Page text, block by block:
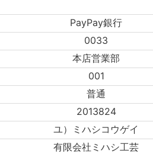
PayPay銀行
0033
本店営業部
001
普通
2013824
ユ）ミハシコウゲイ
有限会社ミハシ工芸